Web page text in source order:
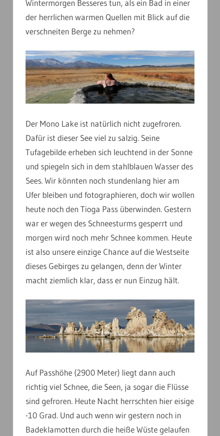
Wintermorgen Besseres tun, als ein Bad in einer
der herrlichen warmen Quellen mit Blick auf die
verschneiten Berge zu nehmen?
Der Mono Lake ist natürlich nicht zugefroren.
Dafür ist dieser See viel zu salzig. Seine
Tufagebilde erheben sich leuchtend in der Sonne
und spiegeln sich in dem stahlblauen Wasser des
Sees. Wir könnten noch stundenlang hier am
Ufer bleiben und fotographieren, doch wir wollen
heute noch den Tioga Pass überwinden. Gestern
war er wegen des Schneesturms gesperrt und
morgen wird noch mehr Schnee kommen. Heute
ist also unsere einzige Chance auf die Westseite
dieses Gebirges zu gelangen, denn der Winter
macht ziemlich klar, dass er nun Einzug hält.
Auf Passhöhe (2900 Meter) liegt dann auch
richtig viel Schnee, die Seen, ja sogar die Flüsse
sind gefroren. Heute Nacht herrschten hier eisige
-10 Grad. Und auch wenn wir gestern noch in
Badeklamotten durch die heiße Wüste gelaufen